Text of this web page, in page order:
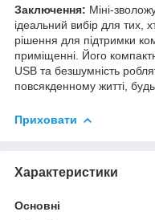
Заключення: Міні-
ідеальний вибір для тих,
рішення для підтримки
приміщенні. Його
USB та безшумність
повсякденному житті,
Приховати
Характеристики
Основні